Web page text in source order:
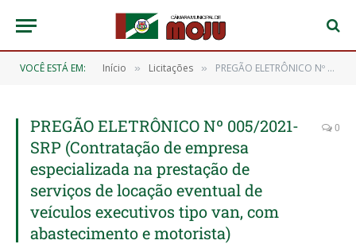
VOCÊ ESTÁ EM: Início » Licitações » PREGÃO ELETRÔNICO Nº 005/2021-SRP (Contratação de empresa especializada na prestação de serviços de locação eventual de veículos executivos tipo van, com abastecimento e motorista)
PREGÃO ELETRÔNICO Nº 005/2021-
SRP (Contratação de empresa
especializada na prestação de
serviços de locação eventual de
veículos executivos tipo van, com
abastecimento e motorista)
0